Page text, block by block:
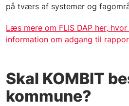
på tværs af systemer og
Læs mere om FLIS DAP her,
information om adgang til
Skal KOMBIT
kommune?